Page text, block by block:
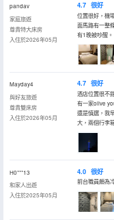
pandav
家庭旅遊
尊貴特大床房
入住於2026年05月
4.7 很好
位置很好，機
面馬路有一整
有1晚被吵醒。
Mayday4
與好友旅遊
尊貴雙床房
入住於2026年05月
4.7 很好
酒店位置很不
有一家olive
還是慎選，我
大，兩個行李
H0***13
和家人出遊
入住於2025年05月
4.0 很好
前台職員頗為